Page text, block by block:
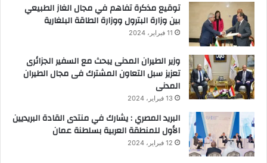
ر
ك
ه
ع
ر
ض
ف
توقيع مذكرة تفاهم في مجال الغاز الطبيعي
بين وزارة البترول ووزارة الطاقة البلغارية
11 فبراير، 2024
وزير الطيران المدنى يبحث مع السفير الجزائرى
تعزيز سبل التعاون المشترك فى مجال الطيران
المدنى
13 فبراير، 2024
البريد المصري : يشارك في منتدى القادة البريديين
الأول للمنطقة العربية بسلطنة عمان
12 فبراير، 2024